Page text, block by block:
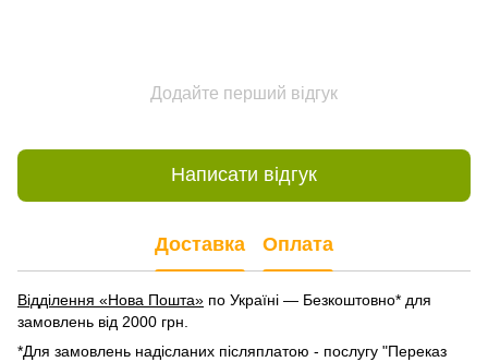
Додайте перший відгук
Написати відгук
Доставка Оплата
Відділення «Нова Пошта» по Україні — Безкоштовно* для
замовлень від 2000 грн.
*Для замовлень надісланих післяплатою - послугу "Переказ